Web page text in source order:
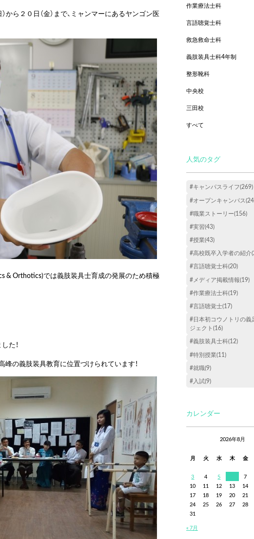
ら２０日（金）まで、ミャンマーにあるヤンゴン医
& Orthotics)では義肢装具士育成の発展のため積極
た！
の義肢装具教育に位置づけられています！
作業療法士科
言語聴覚士科
救急救命士科
義肢装具士科4年制
整形靴科
中央校
三田校
すべて
人気のタグ
#キャンパスライフ(269)
#オープンキャンパス
#職業ストーリー(156)
#実習(43)
#授業(43)
#高校既卒入学者の紹介
#言語聴覚士科(20)
#メディア掲載情報(19)
#作業療法士科(19)
#言語聴覚士(17)
#日本初コウノトリの義
ジェクト(16)
#義肢装具士科(12)
#特別授業(11)
#就職(9)
#入試(9)
カレンダー
2026年8月
月 火 水 木 金
3
4 5 7
10
11 12 13 14
17
18 19 20 21
24
25 26 27 28
31
« 7月